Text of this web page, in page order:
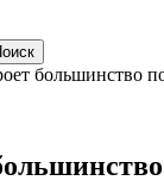
большинство